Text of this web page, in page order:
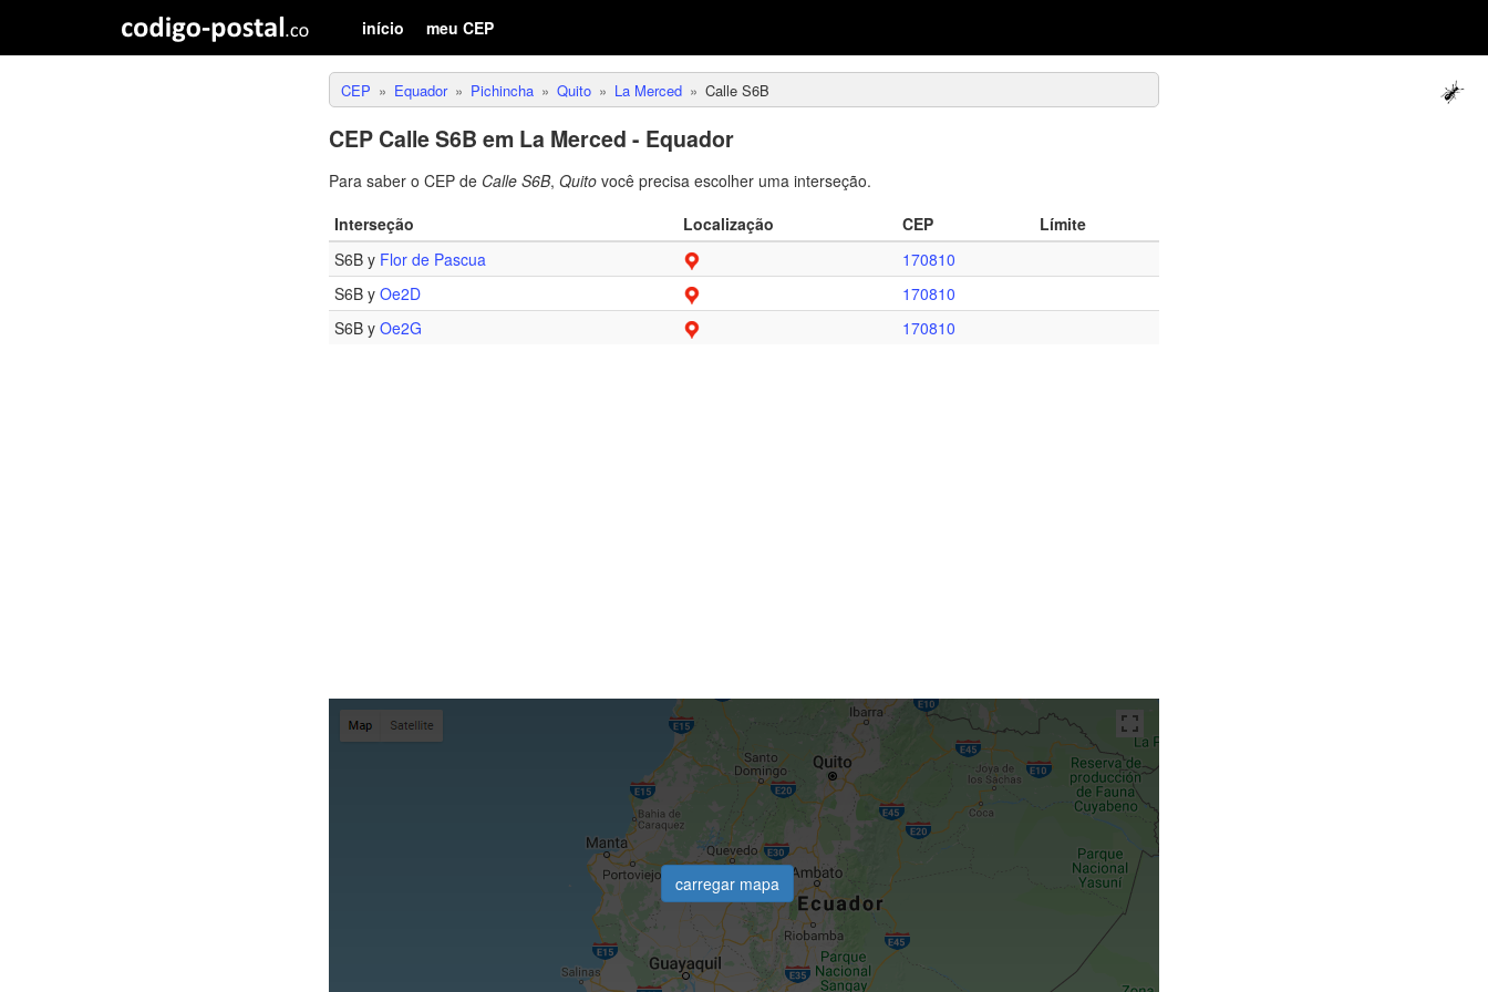
início meu CEP
CEP Equador Pichincha Quito La Merced Calle S6B
CEP Calle S6B em La Merced - Equador
Para saber o CEP de Calle S6B, Quito você precisa escolher uma interseção.
Interseção
Localização CEP
Límite
S6B y Flor de Pascua
170810
S6B y Oe2D
170810
S6B y Oe2G 170810
carregar mapa